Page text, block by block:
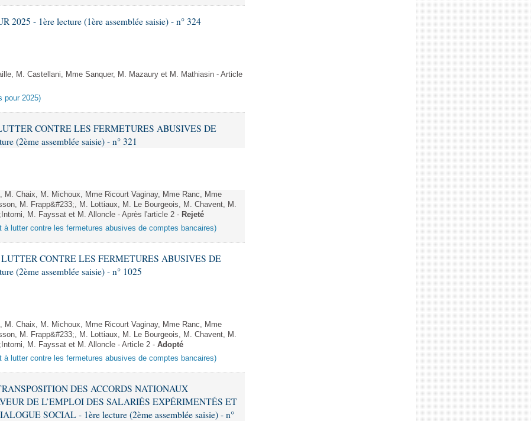
2025 - 1ère lecture (1ère assemblée saisie) - n° 324
M. Castellani, Mme Sanquer, M. Mazaury et M. Mathiasin - Article
pour 2025)
CONTRE LES FERMETURES ABUSIVES DE
(2ème assemblée saisie) - n° 321
M. Chaix, M. Michoux, Mme Ricourt Vaginay, Mme Ranc, Mme
M. Frapp&#233;, M. Lottiaux, M. Le Bourgeois, M. Chavent, M.
M. Fayssat et M. Alloncle - Après l'article 2 - Rejeté
lutter contre les fermetures abusives de comptes bancaires)
CONTRE LES FERMETURES ABUSIVES DE
(2ème assemblée saisie) - n° 1025
M. Chaix, M. Michoux, Mme Ricourt Vaginay, Mme Ranc, Mme
M. Frapp&#233;, M. Lottiaux, M. Le Bourgeois, M. Chavent, M.
M. Fayssat et M. Alloncle - Article 2 - Adopté
lutter contre les fermetures abusives de comptes bancaires)
DES ACCORDS NATIONAUX
DE L’EMPLOI DES SALARIÉS EXPÉRIMENTÉS ET
SOCIAL - 1ère lecture (2ème assemblée saisie) - n°